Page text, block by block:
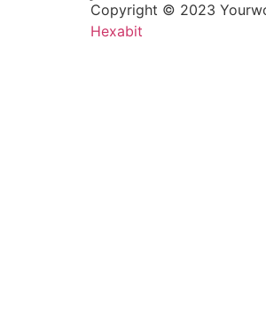
Copyright © 2023
Hexabit